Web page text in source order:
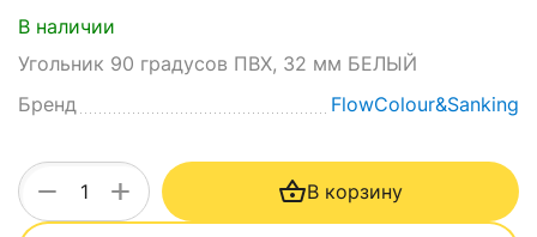
В наличии
Угольник 90 градусов ПВХ, 32 мм БЕЛЫЙ
Бренд
FlowColour&Sanking
+
− В корзину